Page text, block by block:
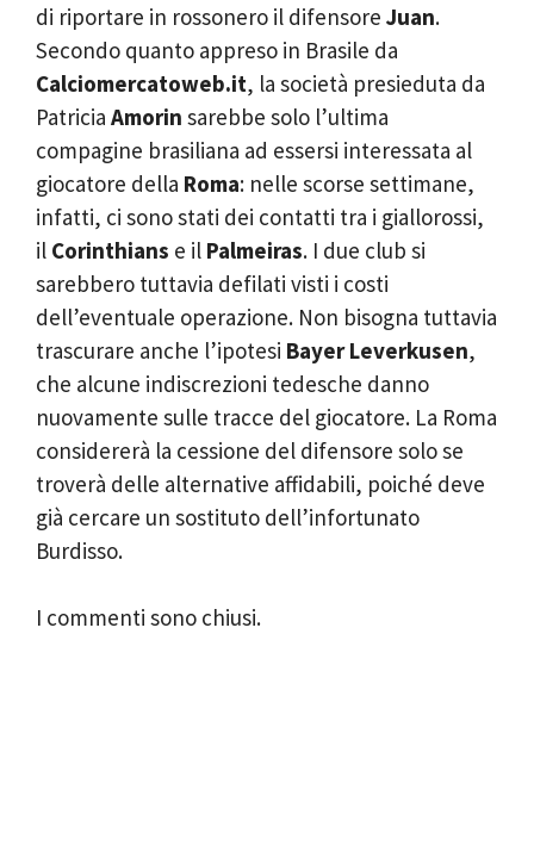
di riportare in rossonero il difensore Juan.
Secondo quanto appreso in Brasile da
Calciomercatoweb.it, la società presieduta da
Patricia Amorin sarebbe solo l’ultima
compagine brasiliana ad essersi interessata al
giocatore della Roma: nelle scorse settimane,
infatti, ci sono stati dei contatti tra i giallorossi,
il Corinthians e il Palmeiras. I due club si
sarebbero tuttavia defilati visti i costi
dell’eventuale operazione. Non bisogna tuttavia
trascurare anche l’ipotesi Bayer Leverkusen,
che alcune indiscrezioni tedesche danno
nuovamente sulle tracce del giocatore. La Roma
considererà la cessione del difensore solo se
troverà delle alternative affidabili, poiché deve
già cercare un sostituto dell’infortunato
Burdisso.
I commenti sono chiusi.